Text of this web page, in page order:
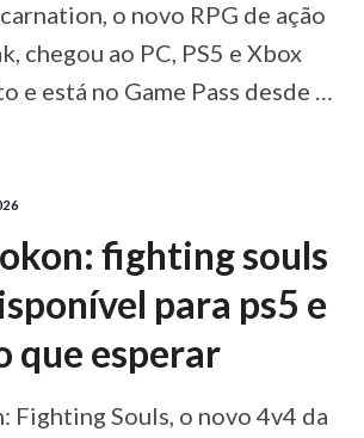
o novo RPG de ação
chegou ao PC, PS5 e Xbox
e está no Game Pass desde o
para ps5 e
que esperar
Fighting Souls, o novo 4v4 da